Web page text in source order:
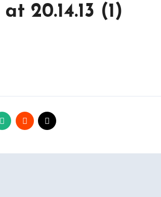
20.14.13 (1)